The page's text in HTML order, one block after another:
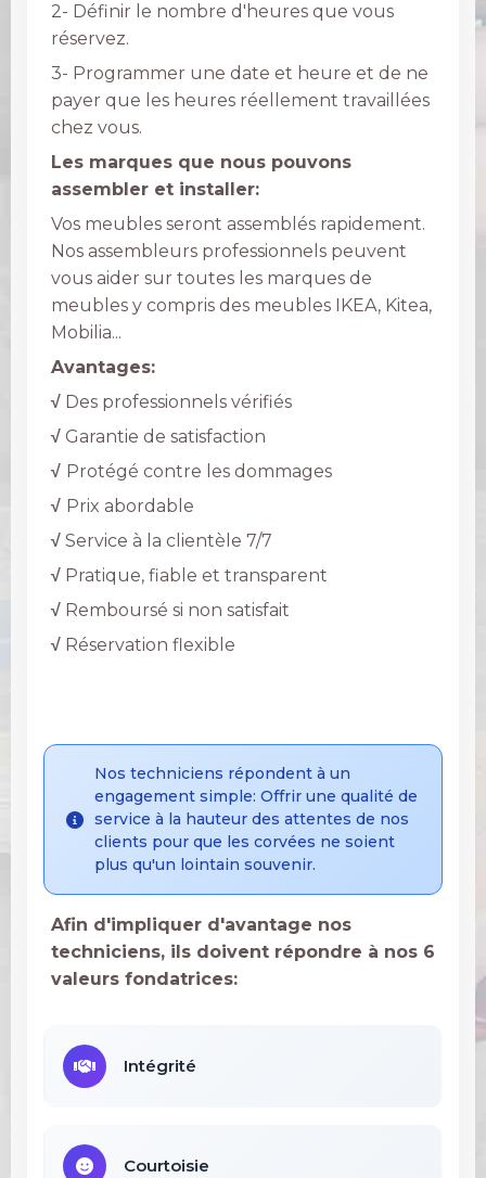
2- Définir le nombre d'heures que vous
réservez.
3- Programmer une date et heure et de ne
payer que les heures réellement travaillées
chez vous.
Les marques que nous pouvons
assembler et installer:
Vos meubles seront assemblés rapidement.
Nos assembleurs professionnels peuvent
vous aider sur toutes les marques de
meubles y compris des meubles IKEA, Kitea,
Mobilia...
Avantages:
√ Des professionnels vérifiés
√ Garantie de satisfaction
√ Protégé contre les dommages
√ Prix ​​abordable
√ Service à la clientèle 7/7
√ Pratique, fiable et transparent
√ Remboursé si non satisfait
√ Réservation flexible
Nos techniciens répondent à un
engagement simple: Offrir une qualité de
service à la hauteur des attentes de nos
clients pour que les corvées ne soient
plus qu'un lointain souvenir.
Afin d'impliquer d'avantage nos
techniciens, ils doivent répondre à nos 6
valeurs fondatrices:
Intégrité
Courtoisie